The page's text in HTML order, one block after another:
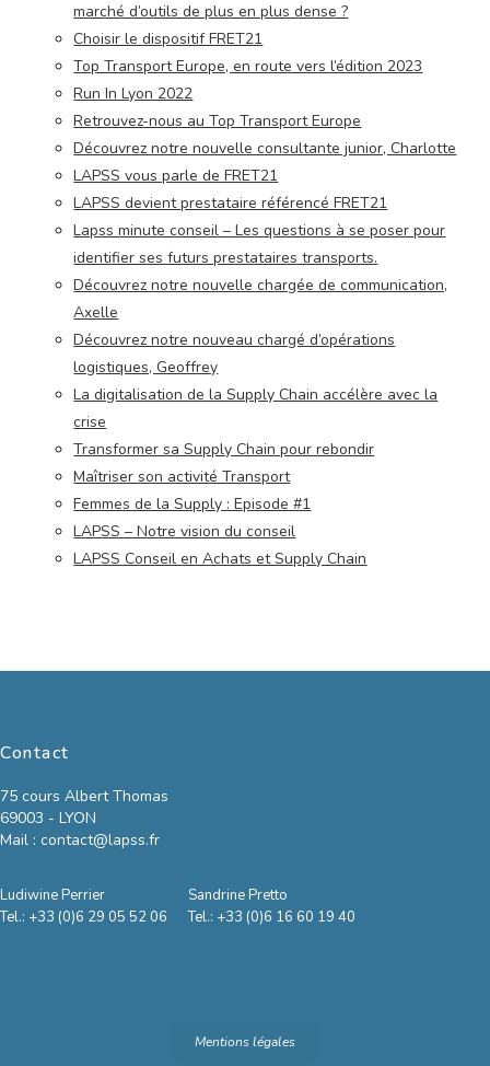
marché d’outils de plus en plus dense ?
Choisir le dispositif FRET21
Top Transport Europe, en route vers l’édition 2023
Run In Lyon 2022
Retrouvez-nous au Top Transport Europe
Découvrez notre nouvelle consultante junior, Charlotte
LAPSS vous parle de FRET21
LAPSS devient prestataire référencé FRET21
Lapss minute conseil – Les questions à se poser pour
identifier ses futurs prestataires transports.
Découvrez notre nouvelle chargée de communication,
Axelle
Découvrez notre nouveau chargé d’opérations
logistiques, Geoffrey
La digitalisation de la Supply Chain accélère avec la
crise
Transformer sa Supply Chain pour rebondir
Maîtriser son activité Transport
Femmes de la Supply : Episode #1
LAPSS – Notre vision du conseil
LAPSS Conseil en Achats et Supply Chain
Contact
75 cours Albert Thomas
69003 - LYON
Mail : contact@lapss.fr
Ludiwine Perrier
Tel.: +33 (0)6 29 05 52 06
Sandrine Pretto
Tel.: +33 (0)6 16 60 19 40
Mentions légales